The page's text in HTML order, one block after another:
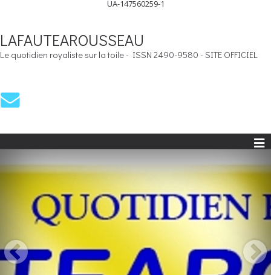
UA-147560259-1
LAFAUTEAROUSSEAU
Le quotidien royaliste sur la toile - ISSN 2490-9580 - SITE OFFICIEL